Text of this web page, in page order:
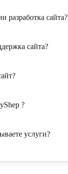
разработка сайта?
сайта?
?
услуги?